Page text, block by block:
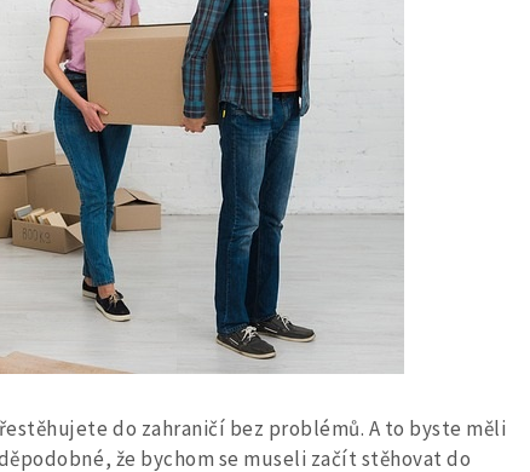
do zahraničí bez problémů. A to byste měli
že bychom se museli začít stěhovat do